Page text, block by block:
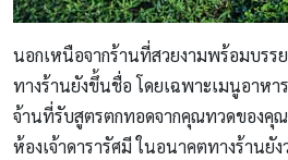
นอกเหนือจากร้านที่สวยงามพร้อมบรร
ทางร้านยังขึ้นชื่อ โดยเฉพาะเมนูอาห
จ้านที่รับสูตรตกทอดจากคุณทวดของคุ
ห้องเจ้าดารารัศมี ในอนาคตทางร้านยั